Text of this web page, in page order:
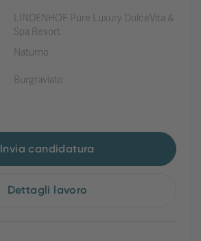
LINDENHOF Pure Luxury DolceVita &
Spa Resort
Naturno
Burgraviato
Invia candidatura
Dettagli lavoro